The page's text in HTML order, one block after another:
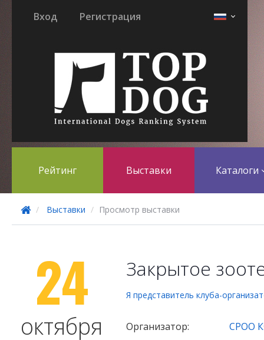
Вход Регистрация
Рейтинг Выставки Каталоги
Выставки Просмотр выставки
24
октября
Закрытое
Я представитель клуба-
Организатор:
СРОО